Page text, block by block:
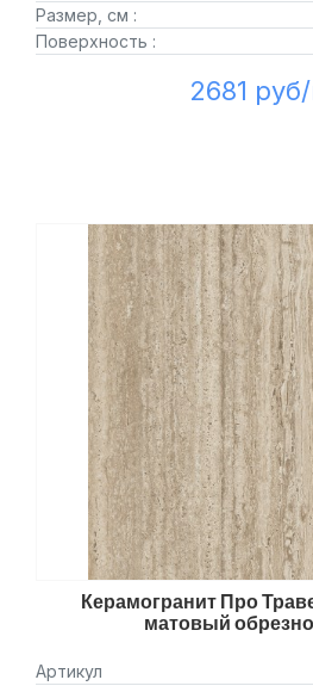
Размер, см :
Поверхность :
2681
Керамогранит Про
матовый
Артикул